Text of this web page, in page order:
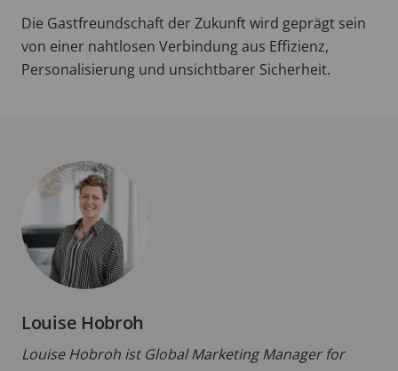
Die Gastfreundschaft der Zukunft wird geprägt sein
von einer nahtlosen Verbindung aus Effizienz,
Personalisierung und unsichtbarer Sicherheit.
Louise Hobroh
Louise Hobroh ist Global Marketing Manager for